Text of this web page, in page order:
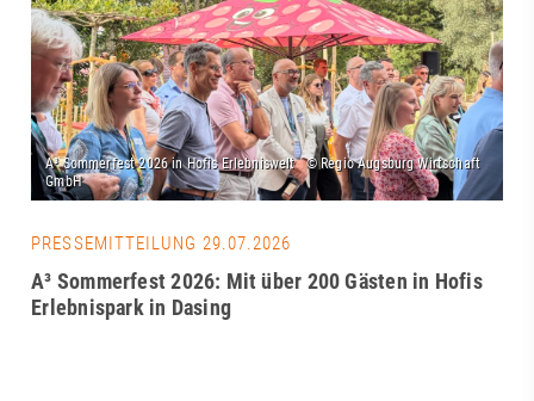
PRESSEMITTEILUNG 29.07.2026
A³ Sommerfest 2026: Mit über 200 Gästen in Hofis
Erlebnispark in Dasing